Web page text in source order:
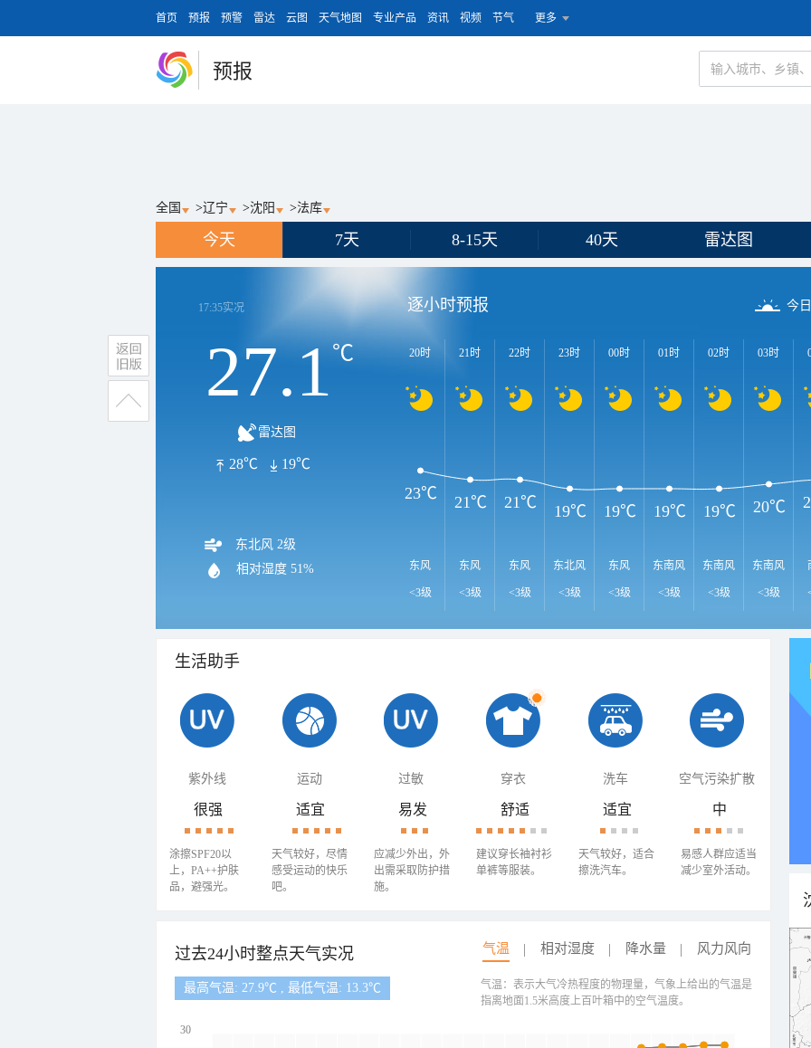
首页 预报 预警 雷达 云图 天气地图 专业产品 资讯 视频 节气 更多
预报
全国 >辽宁 >沈阳 >法库
今天 7天 8-15天 40天 雷达图
17:35实况
27.1℃
雷达图
28℃ 19℃
东北风 2级
相对湿度 51%
逐小时预报 今
20时
东风
<3级
21时
东风
<3级
22时
东风
<3级
23时
东北风
<3级
00时
东风
<3级
01时
东南风
<3级
02时
东南风
<3级
03时
东南风
<3级
23℃ 21℃ 21℃ 19℃ 19℃ 19℃ 19℃ 20℃
生活助手
紫外线 运动 过敏 穿衣 洗车 空气污染扩散
很强
涂擦SPF20以
上，PA++护肤
品，避强光。
适宜
天气较好，尽情
感受运动的快乐
吧。
易发
应减少外出，外
出需采取防护措
施。
舒适
建议穿长袖衬衫
单裤等服装。
适宜
天气较好，适合
擦洗汽车。
中
易感人群应适当
减少室外活动。
过去24小时整点天气实况 气温 相对湿度 降水量 风力风向
最高气温: 27.9℃ , 最低气温: 13.3℃
30
气温：表示大气冷热程度的物理量，气象上给出的气温是
指离地面1.5米高度上百叶箱中的空气温度。